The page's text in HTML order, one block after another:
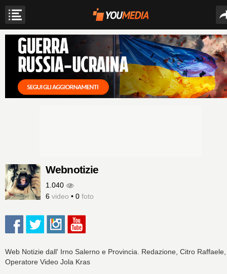
Webnotizie
1.040
6 video • 0 foto
Web Notizie dall' Irno Salerno e Provincia. Redazione, Citro Raffaele,
Operatore Video Jola Kras